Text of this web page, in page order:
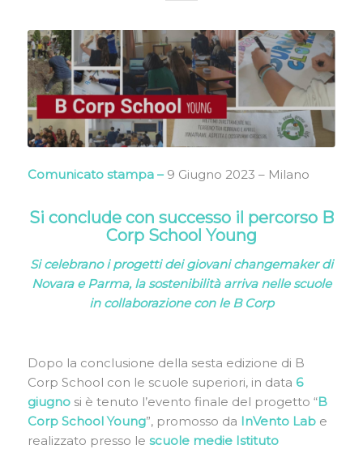
Comunicato stampa – 9 Giugno 2023 – Milano
Si conclude con successo il percorso B
Corp School Young
Si celebrano i progetti dei giovani changemaker di
Novara e Parma, la sostenibilità arriva nelle scuole
in collaborazione con le B Corp
Dopo la conclusione della sesta edizione di B
Corp School con le scuole superiori, in data 6
giugnosi è tenuto l’evento finale del progetto “B
Corp School Young”, promosso da InVento Labe
realizzato presso le scuole medie Istituto